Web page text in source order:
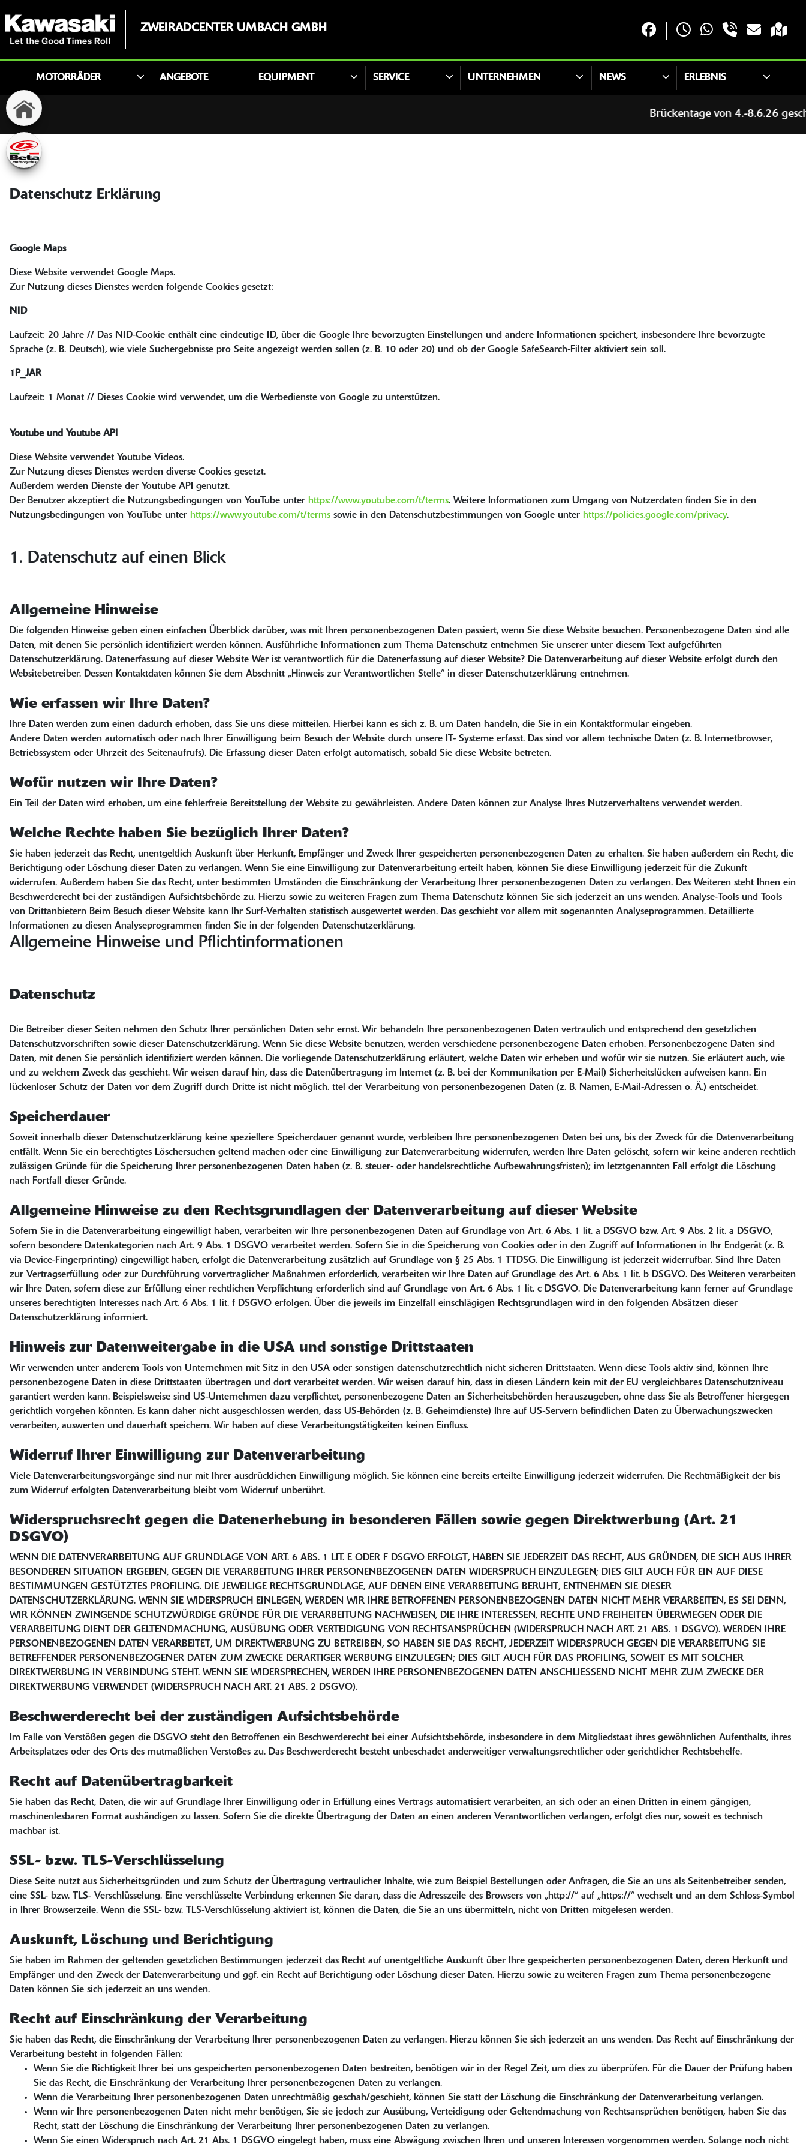
ZWEIRADCENTER UMBACH GMBH
MOTORRÄDER ANGEBOTE EQUIPMENT SERVICE UNTERNEHMEN NEWS ERLEBNIS
Brückentage von 4.-8.6.26
Datenschutz Erklärung
Google Maps
Diese Website verwendet Google Maps.
Zur Nutzung dieses Dienstes werden folgende Cookies gesetzt:
NID
Laufzeit: 20 Jahre // Das NID-Cookie enthält eine eindeutige ID, über die Google Ihre bevorzugten Einstellungen und andere Informationen speichert, insbesondere Ihre bevorzugte
Sprache (z. B. Deutsch), wie viele Suchergebnisse pro Seite angezeigt werden sollen (z. B. 10 oder 20) und ob der Google SafeSearch-Filter aktiviert sein soll.
1P_JAR
Laufzeit: 1 Monat // Dieses Cookie wird verwendet, um die Werbedienste von Google zu unterstützen.
Youtube und Youtube API
Diese Website verwendet Youtube Videos.
Zur Nutzung dieses Dienstes werden diverse Cookies gesetzt.
Außerdem werden Dienste der Youtube API genutzt.
Der Benutzer akzeptiert die Nutzungsbedingungen von YouTube unter https://www.youtube.com/t/terms. Weitere Informationen zum Umgang von Nutzerdaten finden Sie in den
Nutzungsbedingungen von YouTube unter https://www.youtube.com/t/terms sowie in den Datenschutzbestimmungen von Google unter https://policies.google.com/privacy.
1. Datenschutz auf einen Blick
Allgemeine Hinweise
Die folgenden Hinweise geben einen einfachen Überblick darüber, was mit Ihren personenbezogenen Daten passiert, wenn Sie diese Website besuchen. Personenbezogene Daten sind alle
Daten, mit denen Sie persönlich identifiziert werden können. Ausführliche Informationen zum Thema Datenschutz entnehmen Sie unserer unter diesem Text aufgeführten
Datenschutzerklärung. Datenerfassung auf dieser Website Wer ist verantwortlich für die Datenerfassung auf dieser Website? Die Datenverarbeitung auf dieser Website erfolgt durch den
Websitebetreiber. Dessen Kontaktdaten können Sie dem Abschnitt „Hinweis zur Verantwortlichen Stelle“ in dieser Datenschutzerklärung entnehmen.
Wie erfassen wir Ihre Daten?
Ihre Daten werden zum einen dadurch erhoben, dass Sie uns diese mitteilen. Hierbei kann es sich z. B. um Daten handeln, die Sie in ein Kontaktformular eingeben.
Andere Daten werden automatisch oder nach Ihrer Einwilligung beim Besuch der Website durch unsere IT- Systeme erfasst. Das sind vor allem technische Daten (z. B. Internetbrowser,
Betriebssystem oder Uhrzeit des Seitenaufrufs). Die Erfassung dieser Daten erfolgt automatisch, sobald Sie diese Website betreten.
Wofür nutzen wir Ihre Daten?
Ein Teil der Daten wird erhoben, um eine fehlerfreie Bereitstellung der Website zu gewährleisten. Andere Daten können zur Analyse Ihres Nutzerverhaltens verwendet werden.
Welche Rechte haben Sie bezüglich Ihrer Daten?
Sie haben jederzeit das Recht, unentgeltlich Auskunft über Herkunft, Empfänger und Zweck Ihrer gespeicherten personenbezogenen Daten zu erhalten. Sie haben außerdem ein Recht, die
Berichtigung oder Löschung dieser Daten zu verlangen. Wenn Sie eine Einwilligung zur Datenverarbeitung erteilt haben, können Sie diese Einwilligung jederzeit für die Zukunft
widerrufen. Außerdem haben Sie das Recht, unter bestimmten Umständen die Einschränkung der Verarbeitung Ihrer personenbezogenen Daten zu verlangen. Des Weiteren steht Ihnen ein
Beschwerderecht bei der zuständigen Aufsichtsbehörde zu. Hierzu sowie zu weiteren Fragen zum Thema Datenschutz können Sie sich jederzeit an uns wenden. Analyse-Tools und Tools
von Drittanbietern Beim Besuch dieser Website kann Ihr Surf-Verhalten statistisch ausgewertet werden. Das geschieht vor allem mit sogenannten Analyseprogrammen. Detaillierte
Informationen zu diesen Analyseprogrammen finden Sie in der folgenden Datenschutzerklärung.
Allgemeine Hinweise und Pflichtinformationen
Datenschutz
Die Betreiber dieser Seiten nehmen den Schutz Ihrer persönlichen Daten sehr ernst. Wir behandeln Ihre personenbezogenen Daten vertraulich und entsprechend den gesetzlichen
Datenschutzvorschriften sowie dieser Datenschutzerklärung. Wenn Sie diese Website benutzen, werden verschiedene personenbezogene Daten erhoben. Personenbezogene Daten sind
Daten, mit denen Sie persönlich identifiziert werden können. Die vorliegende Datenschutzerklärung erläutert, welche Daten wir erheben und wofür wir sie nutzen. Sie erläutert auch, wie
und zu welchem Zweck das geschieht. Wir weisen darauf hin, dass die Datenübertragung im Internet (z. B. bei der Kommunikation per E-Mail) Sicherheitslücken aufweisen kann. Ein
lückenloser Schutz der Daten vor dem Zugriff durch Dritte ist nicht möglich. ttel der Verarbeitung von personenbezogenen Daten (z. B. Namen, E-Mail-Adressen o. Ä.) entscheidet.
Speicherdauer
Soweit innerhalb dieser Datenschutzerklärung keine speziellere Speicherdauer genannt wurde, verbleiben Ihre personenbezogenen Daten bei uns, bis der Zweck für die Datenverarbeitung
entfällt. Wenn Sie ein berechtigtes Löschersuchen geltend machen oder eine Einwilligung zur Datenverarbeitung widerrufen, werden Ihre Daten gelöscht, sofern wir keine anderen rechtlich
zulässigen Gründe für die Speicherung Ihrer personenbezogenen Daten haben (z. B. steuer- oder handelsrechtliche Aufbewahrungsfristen); im letztgenannten Fall erfolgt die Löschung
nach Fortfall dieser Gründe.
Allgemeine Hinweise zu den Rechtsgrundlagen der Datenverarbeitung auf dieser Website
Sofern Sie in die Datenverarbeitung eingewilligt haben, verarbeiten wir Ihre personenbezogenen Daten auf Grundlage von Art. 6 Abs. 1 lit. a DSGVO bzw. Art. 9 Abs. 2 lit. a DSGVO,
sofern besondere Datenkategorien nach Art. 9 Abs. 1 DSGVO verarbeitet werden. Sofern Sie in die Speicherung von Cookies oder in den Zugriff auf Informationen in Ihr Endgerät (z. B.
via Device-Fingerprinting) eingewilligt haben, erfolgt die Datenverarbeitung zusätzlich auf Grundlage von § 25 Abs. 1 TTDSG. Die Einwilligung ist jederzeit widerrufbar. Sind Ihre Daten
zur Vertragserfüllung oder zur Durchführung vorvertraglicher Maßnahmen erforderlich, verarbeiten wir Ihre Daten auf Grundlage des Art. 6 Abs. 1 lit. b DSGVO. Des Weiteren verarbeiten
wir Ihre Daten, sofern diese zur Erfüllung einer rechtlichen Verpflichtung erforderlich sind auf Grundlage von Art. 6 Abs. 1 lit. c DSGVO. Die Datenverarbeitung kann ferner auf Grundlage
unseres berechtigten Interesses nach Art. 6 Abs. 1 lit. f DSGVO erfolgen. Über die jeweils im Einzelfall einschlägigen Rechtsgrundlagen wird in den folgenden Absätzen dieser
Datenschutzerklärung informiert.
Hinweis zur Datenweitergabe in die USA und sonstige Drittstaaten
Wir verwenden unter anderem Tools von Unternehmen mit Sitz in den USA oder sonstigen datenschutzrechtlich nicht sicheren Drittstaaten. Wenn diese Tools aktiv sind, können Ihre
personenbezogene Daten in diese Drittstaaten übertragen und dort verarbeitet werden. Wir weisen darauf hin, dass in diesen Ländern kein mit der EU vergleichbares Datenschutzniveau
garantiert werden kann. Beispielsweise sind US-Unternehmen dazu verpflichtet, personenbezogene Daten an Sicherheitsbehörden herauszugeben, ohne dass Sie als Betroffener hiergegen
gerichtlich vorgehen könnten. Es kann daher nicht ausgeschlossen werden, dass US-Behörden (z. B. Geheimdienste) Ihre auf US-Servern befindlichen Daten zu Überwachungszwecken
verarbeiten, auswerten und dauerhaft speichern. Wir haben auf diese Verarbeitungstätigkeiten keinen Einfluss.
Widerruf Ihrer Einwilligung zur Datenverarbeitung
Viele Datenverarbeitungsvorgänge sind nur mit Ihrer ausdrücklichen Einwilligung möglich. Sie können eine bereits erteilte Einwilligung jederzeit widerrufen. Die Rechtmäßigkeit der bis
zum Widerruf erfolgten Datenverarbeitung bleibt vom Widerruf unberührt.
Widerspruchsrecht gegen die Datenerhebung in besonderen Fällen sowie gegen Direktwerbung (Art. 21
DSGVO)
WENN DIE DATENVERARBEITUNG AUF GRUNDLAGE VON ART. 6 ABS. 1 LIT. E ODER F DSGVO ERFOLGT, HABEN SIE JEDERZEIT DAS RECHT, AUS GRÜNDEN, DIE SICH AUS IHRER
BESONDEREN SITUATION ERGEBEN, GEGEN DIE VERARBEITUNG IHRER PERSONENBEZOGENEN DATEN WIDERSPRUCH EINZULEGEN; DIES GILT AUCH FÜR EIN AUF DIESE
BESTIMMUNGEN GESTÜTZTES PROFILING. DIE JEWEILIGE RECHTSGRUNDLAGE, AUF DENEN EINE VERARBEITUNG BERUHT, ENTNEHMEN SIE DIESER
DATENSCHUTZERKLÄRUNG. WENN SIE WIDERSPRUCH EINLEGEN, WERDEN WIR IHRE BETROFFENEN PERSONENBEZOGENEN DATEN NICHT MEHR VERARBEITEN, ES SEI DENN,
WIR KÖNNEN ZWINGENDE SCHUTZWÜRDIGE GRÜNDE FÜR DIE VERARBEITUNG NACHWEISEN, DIE IHRE INTERESSEN, RECHTE UND FREIHEITEN ÜBERWIEGEN ODER DIE
VERARBEITUNG DIENT DER GELTENDMACHUNG, AUSÜBUNG ODER VERTEIDIGUNG VON RECHTSANSPRÜCHEN (WIDERSPRUCH NACH ART. 21 ABS. 1 DSGVO). WERDEN IHRE
PERSONENBEZOGENEN DATEN VERARBEITET, UM DIREKTWERBUNG ZU BETREIBEN, SO HABEN SIE DAS RECHT, JEDERZEIT WIDERSPRUCH GEGEN DIE VERARBEITUNG SIE
BETREFFENDER PERSONENBEZOGENER DATEN ZUM ZWECKE DERARTIGER WERBUNG EINZULEGEN; DIES GILT AUCH FÜR DAS PROFILING, SOWEIT ES MIT SOLCHER
DIREKTWERBUNG IN VERBINDUNG STEHT. WENN SIE WIDERSPRECHEN, WERDEN IHRE PERSONENBEZOGENEN DATEN ANSCHLIESSEND NICHT MEHR ZUM ZWECKE DER
DIREKTWERBUNG VERWENDET (WIDERSPRUCH NACH ART. 21 ABS. 2 DSGVO).
Beschwerderecht bei der zuständigen Aufsichtsbehörde
Im Falle von Verstößen gegen die DSGVO steht den Betroffenen ein Beschwerderecht bei einer Aufsichtsbehörde, insbesondere in dem Mitgliedstaat ihres gewöhnlichen Aufenthalts, ihres
Arbeitsplatzes oder des Orts des mutmaßlichen Verstoßes zu. Das Beschwerderecht besteht unbeschadet anderweitiger verwaltungsrechtlicher oder gerichtlicher Rechtsbehelfe.
Recht auf Datenübertragbarkeit
Sie haben das Recht, Daten, die wir auf Grundlage Ihrer Einwilligung oder in Erfüllung eines Vertrags automatisiert verarbeiten, an sich oder an einen Dritten in einem gängigen,
maschinenlesbaren Format aushändigen zu lassen. Sofern Sie die direkte Übertragung der Daten an einen anderen Verantwortlichen verlangen, erfolgt dies nur, soweit es technisch
machbar ist.
SSL- bzw. TLS-Verschlüsselung
Diese Seite nutzt aus Sicherheitsgründen und zum Schutz der Übertragung vertraulicher Inhalte, wie zum Beispiel Bestellungen oder Anfragen, die Sie an uns als Seitenbetreiber senden,
eine SSL- bzw. TLS- Verschlüsselung. Eine verschlüsselte Verbindung erkennen Sie daran, dass die Adresszeile des Browsers von „http://“ auf „https://“ wechselt und an dem Schloss-Symbol
in Ihrer Browserzeile. Wenn die SSL- bzw. TLS-Verschlüsselung aktiviert ist, können die Daten, die Sie an uns übermitteln, nicht von Dritten mitgelesen werden.
Auskunft, Löschung und Berichtigung
Sie haben im Rahmen der geltenden gesetzlichen Bestimmungen jederzeit das Recht auf unentgeltliche Auskunft über Ihre gespeicherten personenbezogenen Daten, deren Herkunft und
Empfänger und den Zweck der Datenverarbeitung und ggf. ein Recht auf Berichtigung oder Löschung dieser Daten. Hierzu sowie zu weiteren Fragen zum Thema personenbezogene
Daten können Sie sich jederzeit an uns wenden.
Recht auf Einschränkung der Verarbeitung
Sie haben das Recht, die Einschränkung der Verarbeitung Ihrer personenbezogenen Daten zu verlangen. Hierzu können Sie sich jederzeit an uns wenden. Das Recht auf Einschränkung der
Verarbeitung besteht in folgenden Fällen:
Wenn Sie die Richtigkeit Ihrer bei uns gespeicherten personenbezogenen Daten bestreiten, benötigen wir in der Regel Zeit, um dies zu überprüfen. Für die Dauer der Prüfung haben
Sie das Recht, die Einschränkung der Verarbeitung Ihrer personenbezogenen Daten zu verlangen.
Wenn die Verarbeitung Ihrer personenbezogenen Daten unrechtmäßig geschah/geschieht, können Sie statt der Löschung die Einschränkung der Datenverarbeitung verlangen.
Wenn wir Ihre personenbezogenen Daten nicht mehr benötigen, Sie sie jedoch zur Ausübung, Verteidigung oder Geltendmachung von Rechtsansprüchen benötigen, haben Sie das
Recht, statt der Löschung die Einschränkung der Verarbeitung Ihrer personenbezogenen Daten zu verlangen.
Wenn Sie einen Widerspruch nach Art. 21 Abs. 1 DSGVO eingelegt haben, muss eine Abwägung zwischen Ihren und unseren Interessen vorgenommen werden. Solange noch nicht